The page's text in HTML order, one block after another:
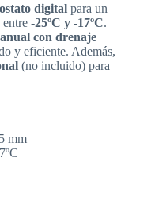
digitalpara un
-25ºC y -17ºC.
con drenaje
y eficiente. Además,
(no incluido) para
mm